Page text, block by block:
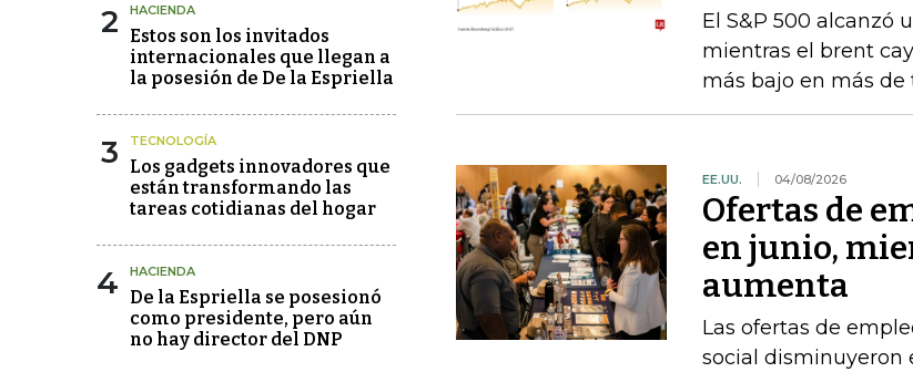
2 HACIENDA
Estos son los invitados
internacionales que llegan a
la posesión de De la Espriella
3 TECNOLOGÍA
Los gadgets innovadores que
están transformando las
tareas cotidianas del hogar
4 HACIENDA
De la Espriella se posesionó
como presidente, pero aún
no hay director del DNP
El S&P 500 alcanzó
mientras el brent
más bajo en más de
EE.UU. 04/08/2026
Ofertas de
en junio,
aumenta
Las ofertas de
social disminuyeron